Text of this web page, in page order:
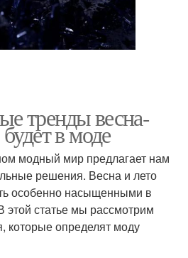
тренды весна-
в моде
модный мир предлагает нам
решения. Весна и лето
особенно насыщенными в
этой статье мы рассмотрим
которые определят моду